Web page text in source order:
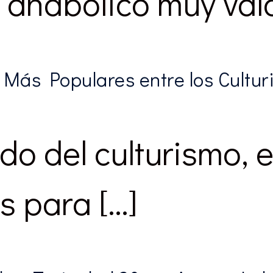
Populares entre los
del culturismo,
para […]